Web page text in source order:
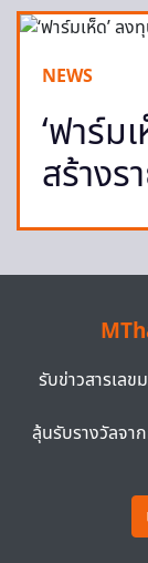
NEWS
‘ฟาร์ม
สร้างร
รับข่าวสารเล
ลุ้นรับรางวัลจา